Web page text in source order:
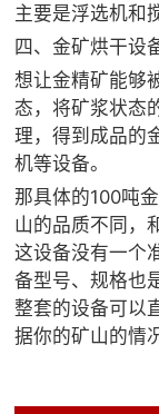
主要是浮选机和
四、金矿烘干设
想让金精矿能够
态，将矿浆状态
理，得到成品的
机等设备。
那具体的100吨
山的品质不同，
这设备没有一个
备型号、规格也
整套的设备可以
据你的矿山的情